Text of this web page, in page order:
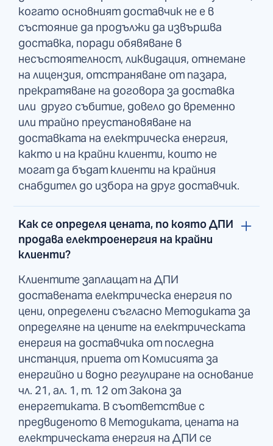
когато основният доставчик не е в
състояние да продължи да извършва
доставка, поради обявяване в
несъстоятелност, ликвидация, отнемане
на лицензия, отстраняване от пазара,
прекратяване на договора за доставка
или друго събитие, довело до временно
или трайно преустановяване на
доставката на електрическа енергия,
както и на крайни клиенти, които не
могат да бъдат клиенти на крайния
снабдител до избора на друг доставчик.
Как се определя цената, по която ДПИ
продава електроенергия на крайни
клиенти?
Клиентите заплащат на ДПИ
доставената електрическа енергия по
цени, определени съгласно Методиката за
определяне на цените на електрическата
енергия на доставчика от последна
инстанция, приета от Комисията за
енергийно и водно регулиране на основание
чл. 21, ал. 1, т. 12 от Закона за
енергетиката. В съответствие с
предвиденото в Методиката, цената на
електрическата енергия на ДПИ се